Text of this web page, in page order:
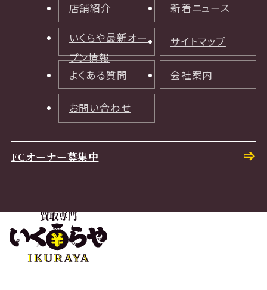
店舗紹介 新着ニュース
いくらや最新オー
プン情報
サイトマップ
よくある質問 会社案内
お問い合わせ
FCオーナー募集中